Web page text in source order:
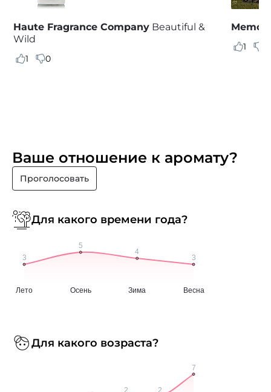
Haute Fragrance Company Beautiful &
Wild
1 0
Memo
1
Ваше отношение к аромату?
Проголосовать
Для какого времени года?
Для какого возраста?